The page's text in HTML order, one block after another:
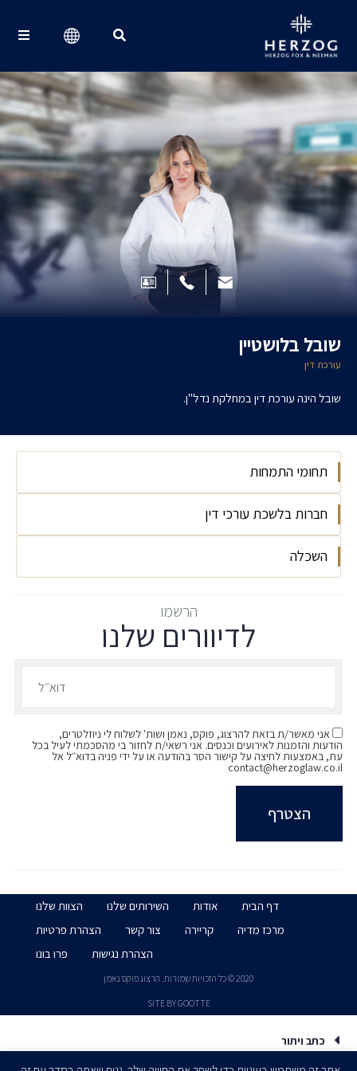
שובל בלושטיין
עורכת דין
שובל הינה עורכת דין במחלקת נדל"ן.
תחומי התמחות
נדל"ן
התחדשות עירונית
חברות בלשכת עורכי דין
ישראל, 2024השכלה
הרשמו
לדיוורים שלנו
אני מאשר/ת בזאת להרצוג, פוקס, נאמן ושות' לשלוח לי ניוזלטרים,
הודעות והזמנות לאירועים וכנסים. אני רשאי/ת לחזור בי מהסכמתי לעיל בכל
עת, באמצעות לחיצה על קישור הסר בהודעה או על ידי פניה בדוא״ל אל
contact@herzoglaw.co.il
דף הבית אודות השירותים שלנו
הצוות שלנו
מרכז מדיה
קריירה צור קשר
הצהרת פרטיות
הצהרת נגישות
פרו בונו
2020 © כל הזכויות שמורות. הרצוג פוקס נאמן
SITE BY GOOTTE
כתב ויתור